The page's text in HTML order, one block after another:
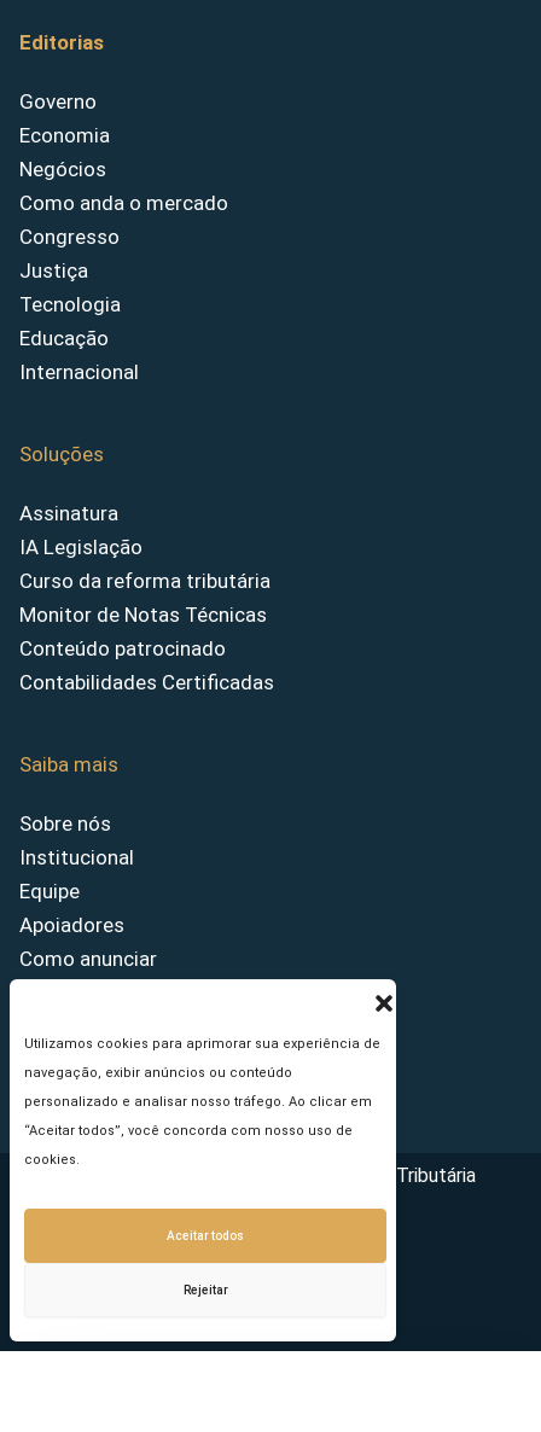
Utilizamos cookies para aprimorar sua experiência de
navegação, exibir anúncios ou conteúdo
personalizado e analisar nosso tráfego. Ao clicar em
“Aceitar todos”, você concorda com nosso uso de
cookies.
Aceitar todos
Rejeitar
Editorias
Governo
Economia
Negócios
Como anda o mercado
Congresso
Justiça
Tecnologia
Educação
Internacional
Soluções
Assinatura
IA Legislação
Curso da reforma tributária
Monitor de Notas Técnicas
Conteúdo patrocinado
Contabilidades Certificadas
Saiba mais
Sobre nós
Institucional
Equipe
Apoiadores
Como anunciar
Princípios Editoriais
Copyright © 2026 - Portal da Reforma Tributária